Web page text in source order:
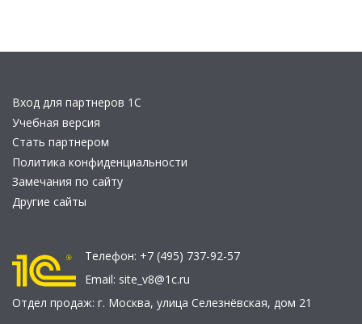
Вход для партнеров 1С
Учебная версия
Стать партнером
Политика конфиденциальности
Замечания по сайту
Другие сайты
Телефон: +7 (495) 737-92-57
Email: site_v8@1c.ru
Отдел продаж: г. Москва, улица Селезнёвская, дом 21